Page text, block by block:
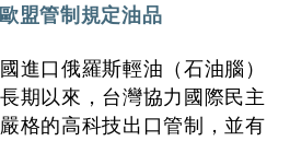
盟管制規定油品
進口俄羅斯輕油（石油腦）
期以來，台灣協力國際民主
格的高科技出口管制，並有